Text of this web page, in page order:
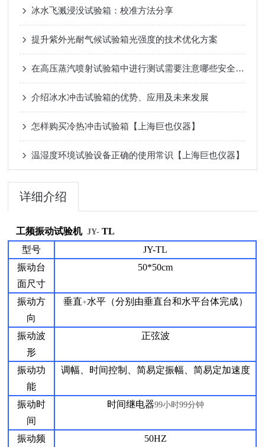
冰水飞溅浸没试验箱：校准方法分享
提升紫外光耐气候试验箱光强度的技术优化方案
在高压蒸汽喷射试验箱中进行测试需要注意哪些安全问题？
介绍冰水冲击试验箱的优势、应用及未来发展
怎样购买冷热冲击试验箱【上海巨也仪器】
温湿度环境试验设备正确的使用常识【上海巨也仪器】
详细介绍
工频振动试验机 JY- TL
型号
JY-TL
振动台
面尺寸
50*50cm
振动方
向
垂直+水平（分别由垂直台和水平台体完成）
振动波
形
正弦波
振动功
能
调幅、时间控制、简易定振幅、简易定加速度
振动时
间
时间继电器99小时99分钟
振动频 50HZ